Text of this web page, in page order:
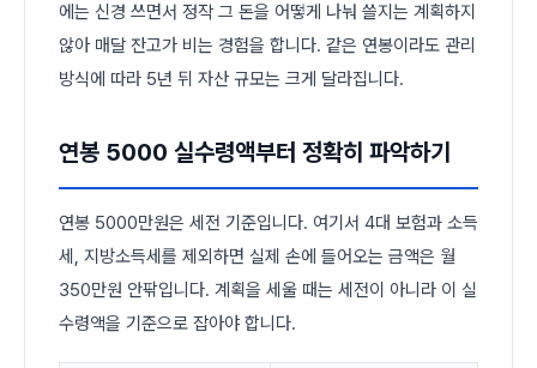
에는 신경 쓰면서 정작 그 돈을 어떻게 나눠 쓸지는 계획하지
않아 매달 잔고가 비는 경험을 합니다. 같은 연봉이라도 관리
방식에 따라 5년 뒤 자산 규모는 크게 달라집니다.
연봉 5000 실수령액부터 정확히 파악하기
연봉 5000만원은 세전 기준입니다. 여기서 4대 보험과 소득
세, 지방소득세를 제외하면 실제 손에 들어오는 금액은 월
350만원 안팎입니다. 계획을 세울 때는 세전이 아니라 이 실
수령액을 기준으로 잡아야 합니다.